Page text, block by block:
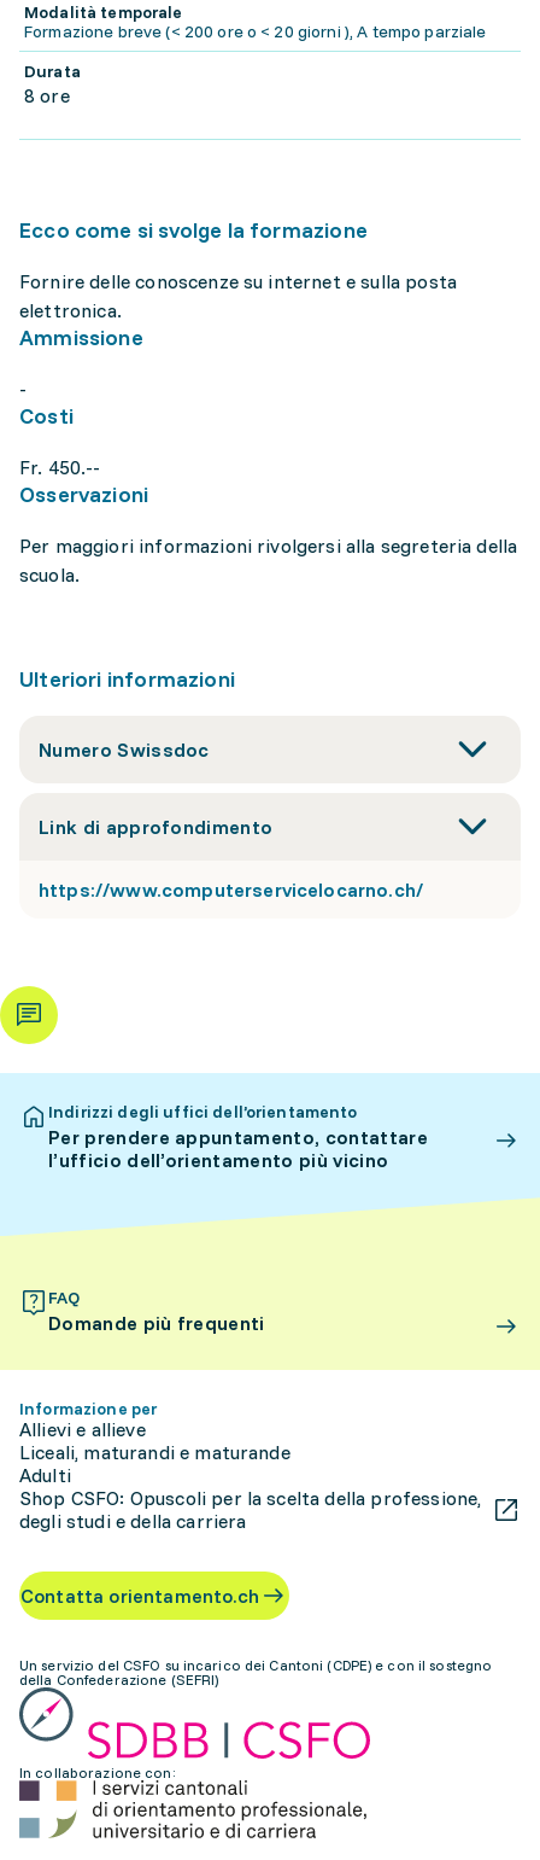
Modalità temporale
Formazione breve (< 200 ore o < 20 giorni ), A tempo parziale
Durata
8 ore
Ecco come si svolge la formazione
Fornire delle conoscenze su internet e sulla posta
elettronica.
Ammissione
-
Costi
Fr. 450.--
Osservazioni
Per maggiori informazioni rivolgersi alla segreteria della
scuola.
Ulteriori informazioni
Numero Swissdoc
Link di approfondimento
https://www.computerservicelocarno.ch/
Indirizzi degli uffici dell’orientamento
Per prendere appuntamento, contattare
l’ufficio dell’orientamento più vicino
FAQ
Domande più frequenti
Informazione per
Allievi e allieve
Liceali, maturandi e maturande
Adulti
Shop CSFO: Opuscoli per la scelta della professione,
degli studi e della carriera
Contatta orientamento.ch
Un servizio del CSFO su incarico dei Cantoni (CDPE) e con il sostegno
della Confederazione (SEFRI)
In collaborazione con: